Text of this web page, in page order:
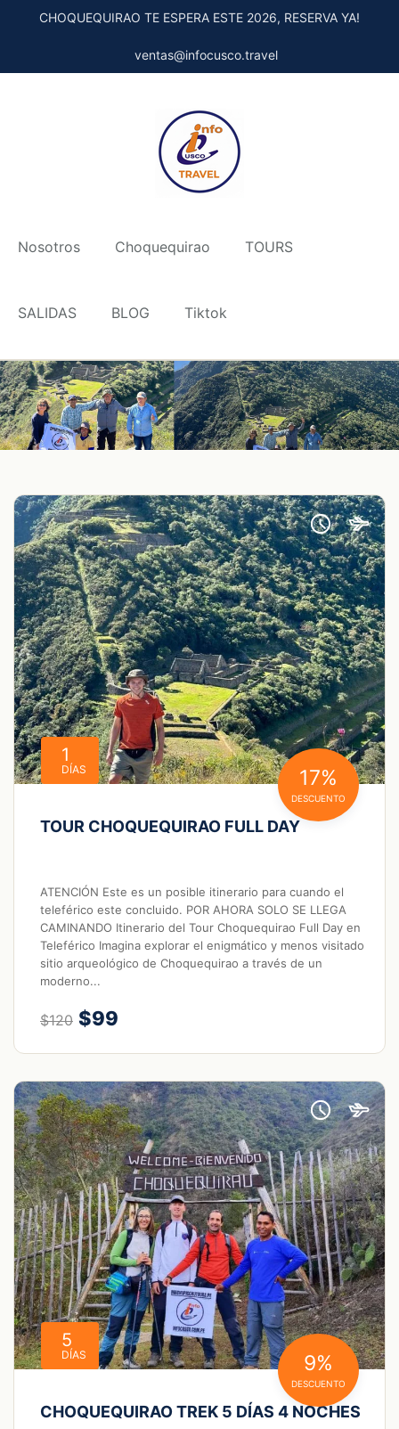
CHOQUEQUIRAO TE ESPERA ESTE 2026, RESERVA YA!
ventas@infocusco.travel
Nosotros Choquequirao TOURS
SALIDAS BLOG Tiktok
1
DÍAS
TOUR CHOQUEQUIRAO FULL DAY
ATENCIÓN Este es un posible itinerario para cuando el
teleférico este concluido. POR AHORA SOLO SE LLEGA
CAMINANDO Itinerario del Tour Choquequirao Full Day en
Teleférico Imagina explorar el enigmático y menos visitado
sitio arqueológico de Choquequirao a través de un
moderno...
17%
DESCUENTO
$120 $99
5
DÍAS
CHOQUEQUIRAO TREK 5 DÍAS 4 NOCHES
9%
DESCUENTO